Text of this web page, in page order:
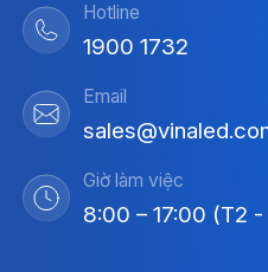
Hotline
1900 1732
Email
Giờ làm việc
8:00 – 17:00 (T2 -